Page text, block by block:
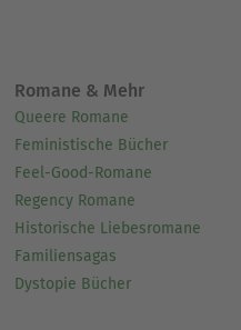
Romane & Mehr
Queere Romane
Feministische Bücher
Feel-Good-Romane
Regency Romane
Historische Liebesromane
Familiensagas
Dystopie Bücher